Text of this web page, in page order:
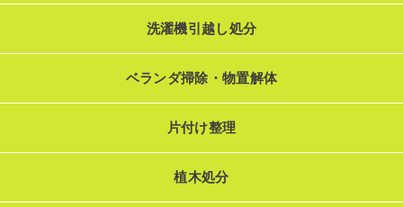
洗濯機引越し処分
ベランダ掃除・物置解体
片付け整理
植木処分